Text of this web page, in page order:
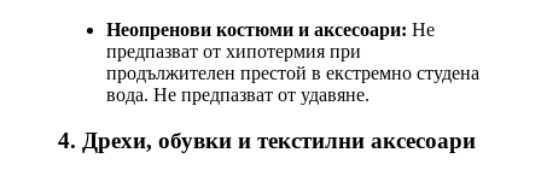
Неопренови костюми и аксесоари: Не
предпазват от хипотермия при
продължителен престой в екстремно студена
вода. Не предпазват от удавяне.
4. Дрехи, обувки и текстилни аксесоари